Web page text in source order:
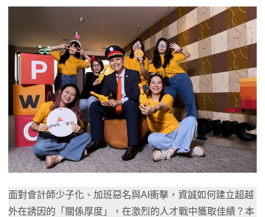
面對會計師少子化、加班惡名與AI衝擊，資誠如何建立超越
外在誘因的「關係厚度」，在激烈的人才戰中獲取佳績？本